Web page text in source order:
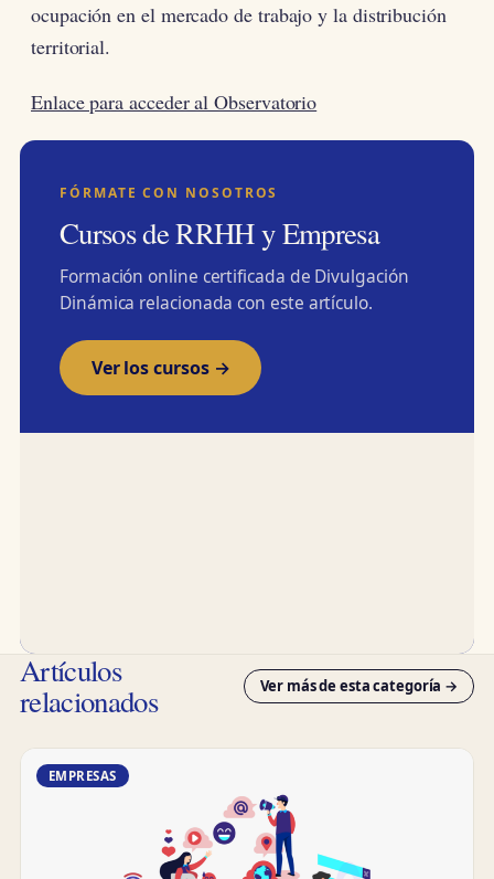
ocupación en el mercado de trabajo y la distribución
territorial.
Enlace para acceder al Observatorio
FÓRMATE CON NOSOTROS
Cursos de RRHH y Empresa
Formación online certificada de Divulgación
Dinámica relacionada con este artículo.
Ver los cursos →
Artículos
relacionados Ver más de esta categoría →
EMPRESAS